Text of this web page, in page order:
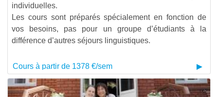
individuelles.
Les cours sont préparés spécialement en fonction de
vos besoins, pas pour un groupe d’étudiants à la
différence d’autres séjours linguistiques.
Cours à partir de 1378 €/sem